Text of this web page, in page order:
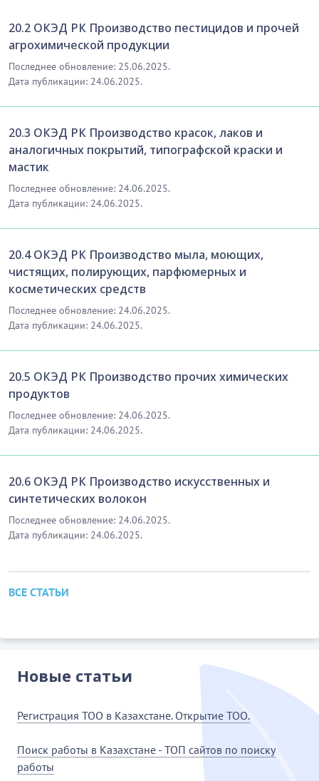
20.2 ОКЭД РК Производство пестицидов и прочей
агрохимической продукции
Последнее обновление: 25.06.2025.
Дата публикации: 24.06.2025.
20.3 ОКЭД РК Производство красок, лаков и
аналогичных покрытий, типографской краски и
мастик
Последнее обновление: 24.06.2025.
Дата публикации: 24.06.2025.
20.4 ОКЭД РК Производство мыла, моющих,
чистящих, полирующих, парфюмерных и
косметических средств
Последнее обновление: 24.06.2025.
Дата публикации: 24.06.2025.
20.5 ОКЭД РК Производство прочих химических
продуктов
Последнее обновление: 24.06.2025.
Дата публикации: 24.06.2025.
20.6 ОКЭД РК Производство искусственных и
синтетических волокон
Последнее обновление: 24.06.2025.
Дата публикации: 24.06.2025.
ВСЕ СТАТЬИ
Новые статьи
Регистрация ТОО в Казахстане. Открытие ТОО.
Поиск работы в Казахстане - ТОП сайтов по поиску
работы